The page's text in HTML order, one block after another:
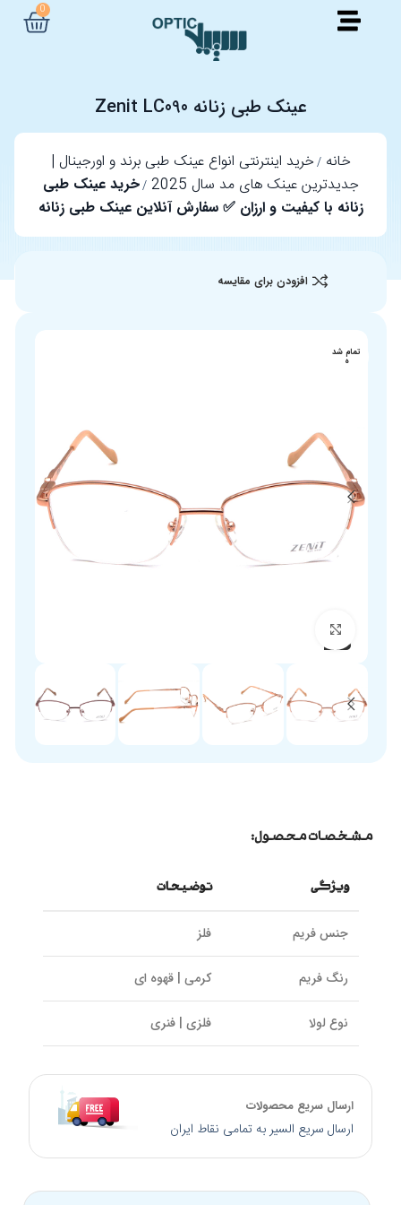
0
عینک طبی زنانه Zenit LC090
خانه خرید اینترنتی انواع عینک طبی برند و اورجینال |
جدیدترین عینک های مد سال 2025
خرید عینک طبی
زنانه با کیفیت و ارزان ✅ سفارش آنلاین عینک طبی زنانه
افزودن برای مقایسه
تمام شد
ه
مشخصات محصول:
ویژگی توضیحات
جنس فریم فلز
رنگ فریم کرمی | قهوه ای
نوع لولا فلزی | فنری
سایز دسته
کالیبر عدسی 51 میلی‌متر
ارسال سریع محصولات
ارسال سریع السیر به تمامی نقاط ایران